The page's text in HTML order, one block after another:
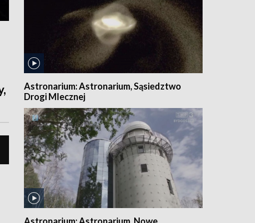
Astronarium: Astronarium, Sąsiedztwo
Drogi Mlecznej